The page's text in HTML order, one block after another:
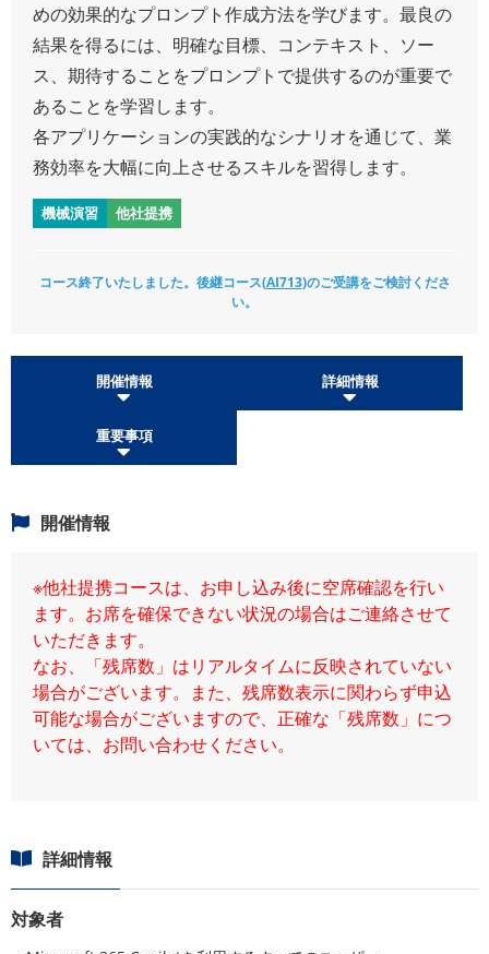
めの効果的なプロンプト作成方法を学びます。最良の
結果を得るには、明確な目標、コンテキスト、ソー
ス、期待することをプロンプトで提供するのが重要で
あることを学習します。
各アプリケーションの実践的なシナリオを通じて、業
務効率を大幅に向上させるスキルを習得します。
機械演習 他社提携
コース終了いたしました。後継コース(AI713)のご受講をご検討くださ
い。
開催情報 詳細情報
重要事項
開催情報
※他社提携コースは、お申し込み後に空席確認を行い
ます。お席を確保できない状況の場合はご連絡させて
いただきます。
なお、「残席数」はリアルタイムに反映されていない
場合がございます。また、残席数表示に関わらず申込
可能な場合がございますので、正確な「残席数」につ
いては、お問い合わせください。
詳細情報
対象者